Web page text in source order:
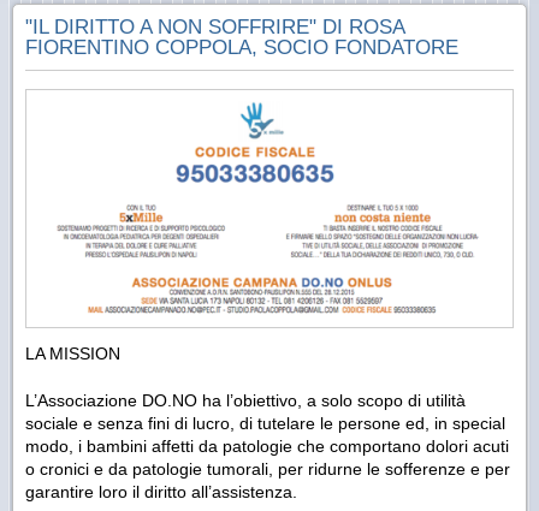
"IL DIRITTO A NON SOFFRIRE" DI ROSA
FIORENTINO COPPOLA, SOCIO FONDATORE
LA MISSION
L’Associazione DO.NO ha l’obiettivo, a solo scopo di utilità
sociale e senza fini di lucro, di tutelare le persone ed, in special
modo, i bambini affetti da patologie che comportano dolori acuti
o cronici e da patologie tumorali, per ridurne le sofferenze e per
garantire loro il diritto all’assistenza.